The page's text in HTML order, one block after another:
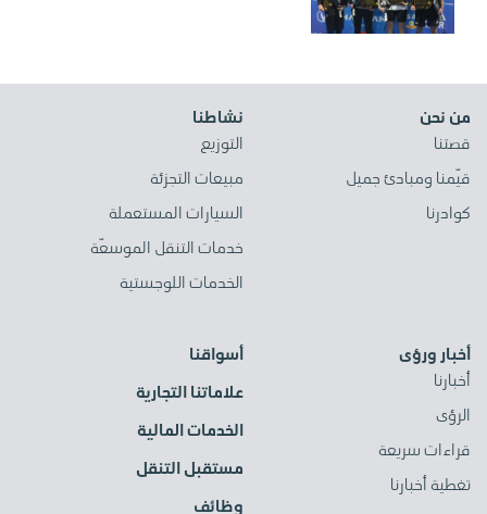
من نحن
قصتنا
قيّمنا ومبادئ جميل
كوادرنا
نشاطنا
التوزيع
مبيعات التجزئة
السيارات المستعملة
خدمات التنقل الموسعّة
الخدمات اللوجستية
أخبار ورؤى
أخبارنا
الرؤى
قراءات سريعة
تغطية أخبارنا
أسواقنا
علاماتنا التجارية
الخدمات المالية
مستقبل التنقل
وظائف